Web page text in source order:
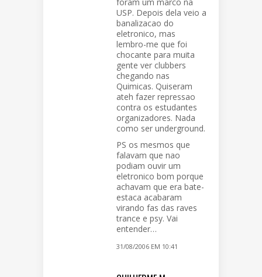
foram um marco na
USP. Depois dela veio a
banalizacao do
eletronico, mas
lembro-me que foi
chocante para muita
gente ver clubbers
chegando nas
Quimicas. Quiseram
ateh fazer repressao
contra os estudantes
organizadores. Nada
como ser underground.
PS os mesmos que
falavam que nao
podiam ouvir um
eletronico bom porque
achavam que era bate-
estaca acabaram
virando fas das raves
trance e psy. Vai
entender…
31/08/2006 EM 10:41